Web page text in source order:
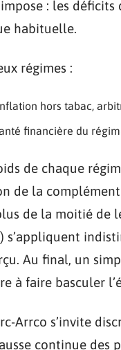
: les
habituelle.
régimes :
hors tabac,
financière du
de chaque
de la
de la moitié de
s’appliquent
Au final, un
à faire basculer
Arrco s’invite
continue des